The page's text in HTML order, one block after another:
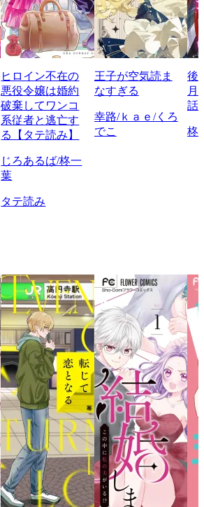
ヒロイン不在の
悪役令嬢は婚約
破棄してワンコ
系従者と逃亡す
る【タテ読み】
じろあるば/柊一
葉
タテ読み
王子が空気読ま
なすぎる
幸路/ｋａｅ/くろ
でこ
後
月
話
柊